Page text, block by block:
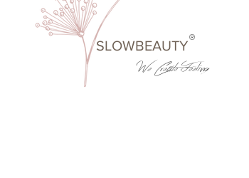
SLOWBEAUTY
We CreateFeeling
®